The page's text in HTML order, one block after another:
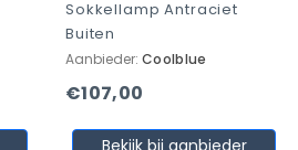
Sokkellamp Antraciet
Buiten
Aanbieder: Coolblue
€107,00
Bekijk bij aanbieder